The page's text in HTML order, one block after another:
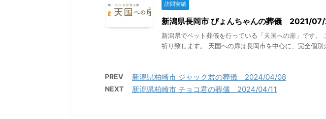
訪問実績
新潟県長岡市 ぴょんちゃんの葬儀 2021/
新潟県でペット葬儀を行っている「天国への扉」です
祈り致します。 天国への扉は長岡市を中心に、完全個
PREV 新潟県柏崎市 ジャック君の葬儀 2024/04/08
NEXT 新潟県柏崎市 チョコ君の葬儀 2024/04/11